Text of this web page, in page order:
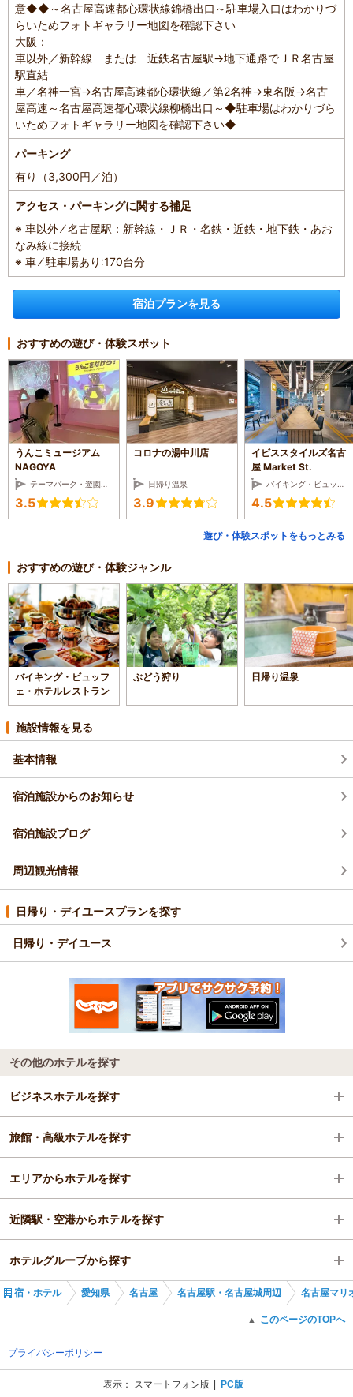
意◆◆～名古屋高速都心環状線錦橋出口～駐車場入口はわかりづ
らいためフォトギャラリー地図を確認下さい
大阪：
車以外／新幹線 または 近鉄名古屋駅→地下通路でＪＲ名古屋
駅直結
車／名神一宮→名古屋高速都心環状線／第2名神→東名阪→名古
屋高速～名古屋高速都心環状線柳橋出口～◆駐車場はわかりづら
いためフォトギャラリー地図を確認下さい◆
パーキング
有り（3,300円／泊）
アクセス・パーキングに関する補足
※ 車以外 ⁄ 名古屋駅：新幹線・ＪＲ・名鉄・近鉄・地下鉄・あお
なみ線に接続
※ 車 ⁄ 駐車場あり:170台分
宿泊プランを見る
おすすめの遊び・体験スポット
うんこミュージアム
NAGOYA
3.5
コロナの湯中川店
日帰り温泉
3.9
イビススタイルズ名古
屋 Market St.
4.5
遊び・体験スポットをもっとみる
おすすめの遊び・体験ジャンル
バイキング・ビュッフ
ェ・ホテルレストラン
ぶどう狩り 日帰り温泉
施設情報を見る
基本情報
宿泊施設からのお知らせ
宿泊施設ブログ
周辺観光情報
日帰り・デイユースプランを探す
日帰り・デイユース
その他のホテルを探す
ビジネスホテルを探す
愛知県
名古屋
名古屋駅・名古屋城周辺
近鉄名古屋駅
旅館・高級ホテルを探す
愛知県
エリアからホテルを探す
愛知県
名古屋
名古屋駅・名古屋城周辺
近隣駅・空港からホテルを探す
近鉄名古屋駅
名鉄名古屋駅
ホテルグループから探す
全国のJR東海ホテルズ
名古屋ＪＲゲートタワーホテル
宿・ホテル 愛知県 名古屋 名古屋駅・名古屋城周辺 名古屋マリ
▲ このページのTOPへ
プライバシーポリシー
表示： スマートフォン版 PC版